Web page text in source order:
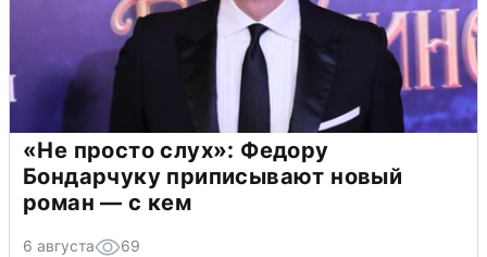
«Не просто слух»: Федору
Бондарчуку приписывают новый
роман — с кем
6 августа 69